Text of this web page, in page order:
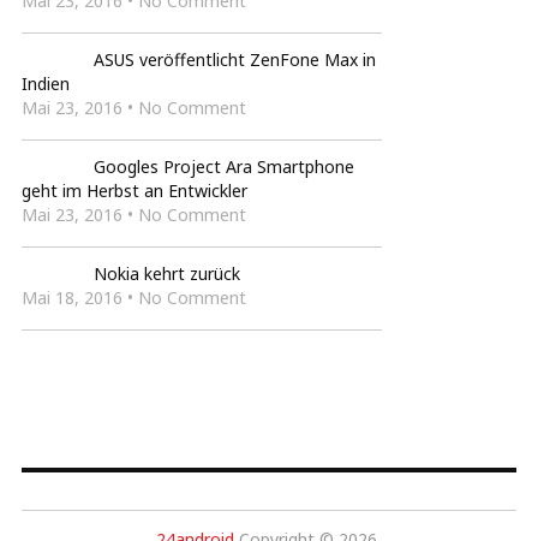
ASUS veröffentlicht ZenFone Max in
Indien
Mai 23, 2016 • No Comment
Googles Project Ara Smartphone
geht im Herbst an Entwickler
Mai 23, 2016 • No Comment
Nokia kehrt zurück
Mai 18, 2016 • No Comment